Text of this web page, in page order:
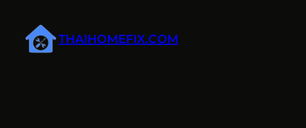
THAIHOMEFIX.COM